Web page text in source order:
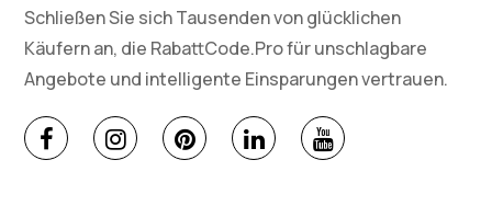
Schließen Sie sich Tausenden von glücklichen
Käufern an, die RabattCode.Pro für unschlagbare
Angebote und intelligente Einsparungen vertrauen.